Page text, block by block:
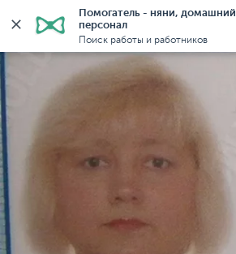
Помогатель - няни, домашний
персонал
Поиск работы и работников
Главная Няни Няни в Москве